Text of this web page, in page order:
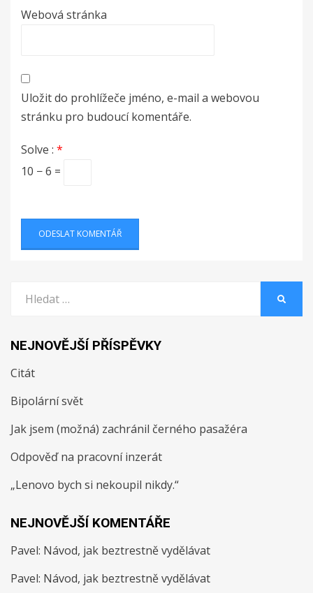
Webová stránka
Uložit do prohlížeče jméno, e-mail a webovou
stránku pro budoucí komentáře.
Solve : *
10 − 6 =
NEJNOVĚJŠÍ PŘÍSPĚVKY
Citát
Bipolární svět
Jak jsem (možná) zachránil černého pasažéra
Odpověď na pracovní inzerát
„Lenovo bych si nekoupil nikdy.“
NEJNOVĚJŠÍ KOMENTÁŘE
Pavel: Návod, jak beztrestně vydělávat
Pavel: Návod, jak beztrestně vydělávat